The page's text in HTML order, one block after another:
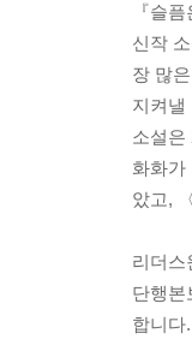
『슬
신작
장 많
지켜낼
소설은
화화가
았고,
리더스
단행본
합니다.